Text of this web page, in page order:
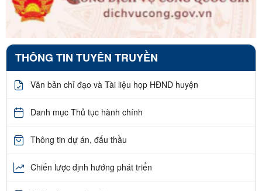
THÔNG TIN TUYÊN TRUYỀN
Văn bản chỉ đạo và Tài liệu họp HĐND huyện
Danh mục Thủ tục hành chính
Thông tin dự án, đấu thầu
Chiến lược định hướng phát triển